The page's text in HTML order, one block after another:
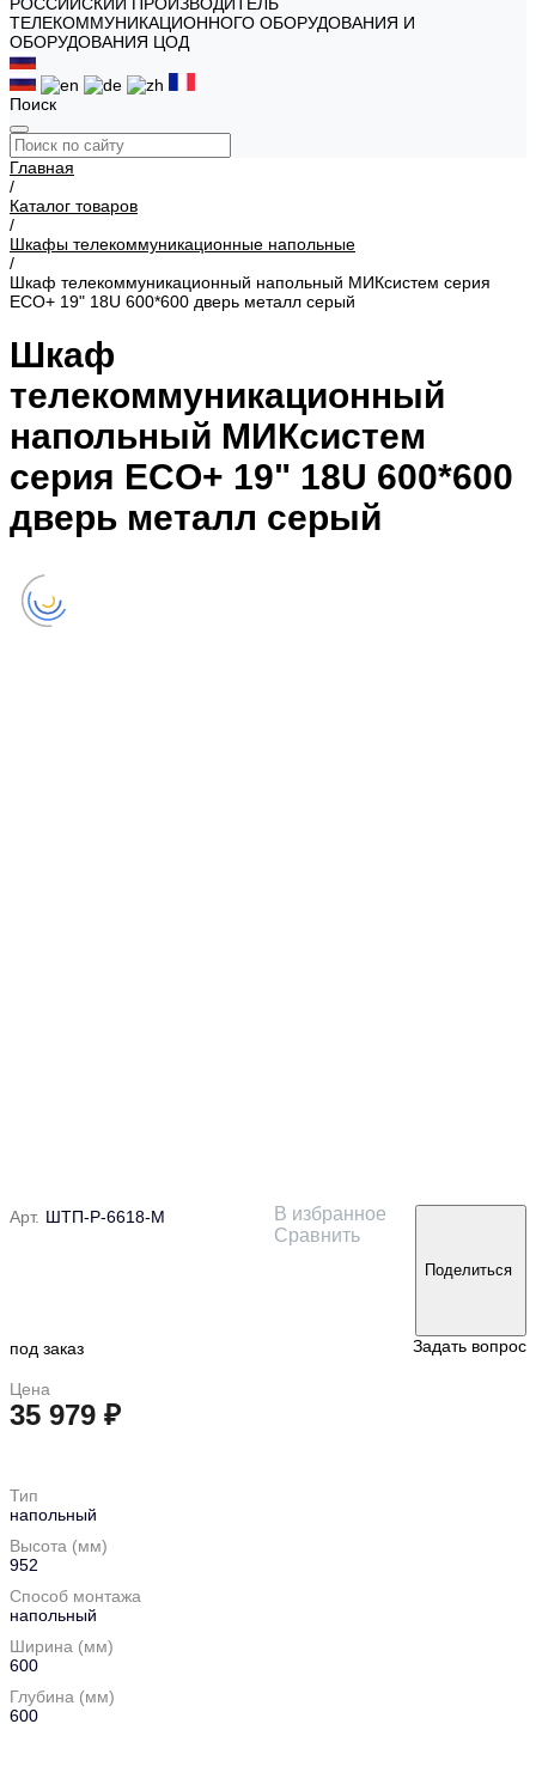
ТЕЛЕКОММУНИКАЦИОННОГО ОБОРУДОВАНИЯ И
ОБОРУДОВАНИЯ ЦОД
Поиск
Главная
/
Каталог товаров
/
Шкафы телекоммуникационные напольные
/
Шкаф телекоммуникационный напольный МИКсистем серия
ECO+ 19" 18U 600*600 дверь металл серый
Шкаф
телекоммуникационный
напольный МИКсистем
серия ECO+ 19" 18U 600*600
дверь металл серый
Арт. ШТП-Р-6618-М
В избранное
Сравнить
Поделиться
под заказ Задать вопрос
Цена
35 979 ₽
Тип
напольный
Высота (мм)
952
Способ монтажа
напольный
Ширина (мм)
600
Глубина (мм)
600